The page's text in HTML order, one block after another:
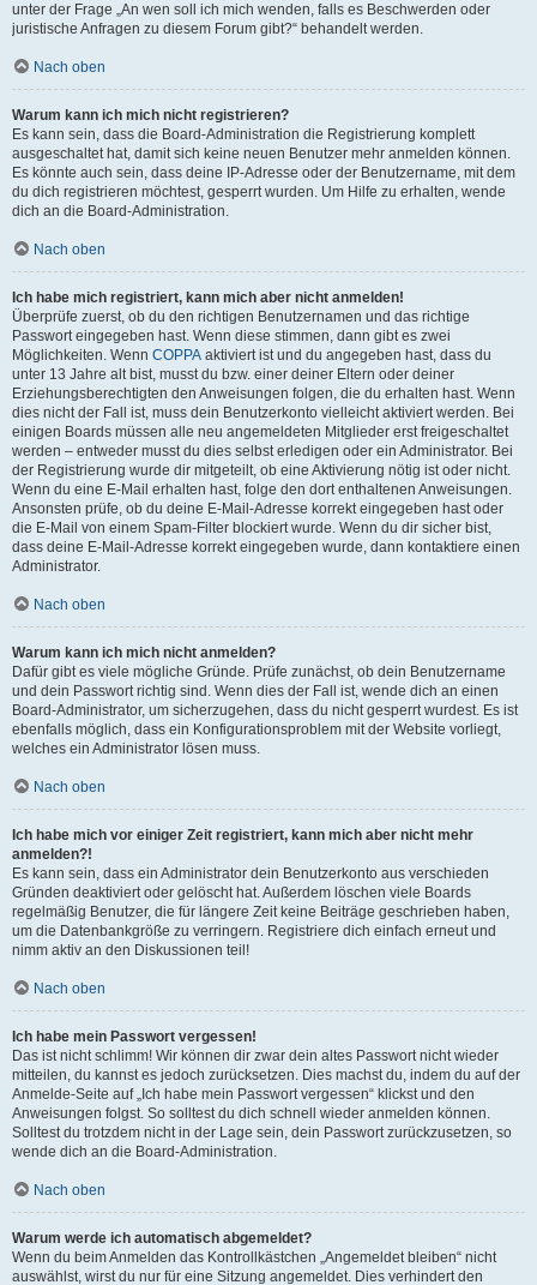
unter der Frage „An wen soll ich mich wenden, falls es Beschwerden oder
juristische Anfragen zu diesem Forum gibt?“ behandelt werden.
Nach oben
Warum kann ich mich nicht registrieren?
Es kann sein, dass die Board-Administration die Registrierung komplett
ausgeschaltet hat, damit sich keine neuen Benutzer mehr anmelden können.
Es könnte auch sein, dass deine IP-Adresse oder der Benutzername, mit dem
du dich registrieren möchtest, gesperrt wurden. Um Hilfe zu erhalten, wende
dich an die Board-Administration.
Nach oben
Ich habe mich registriert, kann mich aber nicht anmelden!
Überprüfe zuerst, ob du den richtigen Benutzernamen und das richtige
Passwort eingegeben hast. Wenn diese stimmen, dann gibt es zwei
Möglichkeiten. Wenn COPPA aktiviert ist und du angegeben hast, dass du
unter 13 Jahre alt bist, musst du bzw. einer deiner Eltern oder deiner
Erziehungsberechtigten den Anweisungen folgen, die du erhalten hast. Wenn
dies nicht der Fall ist, muss dein Benutzerkonto vielleicht aktiviert werden. Bei
einigen Boards müssen alle neu angemeldeten Mitglieder erst freigeschaltet
werden – entweder musst du dies selbst erledigen oder ein Administrator. Bei
der Registrierung wurde dir mitgeteilt, ob eine Aktivierung nötig ist oder nicht.
Wenn du eine E-Mail erhalten hast, folge den dort enthaltenen Anweisungen.
Ansonsten prüfe, ob du deine E-Mail-Adresse korrekt eingegeben hast oder
die E-Mail von einem Spam-Filter blockiert wurde. Wenn du dir sicher bist,
dass deine E-Mail-Adresse korrekt eingegeben wurde, dann kontaktiere einen
Administrator.
Nach oben
Warum kann ich mich nicht anmelden?
Dafür gibt es viele mögliche Gründe. Prüfe zunächst, ob dein Benutzername
und dein Passwort richtig sind. Wenn dies der Fall ist, wende dich an einen
Board-Administrator, um sicherzugehen, dass du nicht gesperrt wurdest. Es ist
ebenfalls möglich, dass ein Konfigurationsproblem mit der Website vorliegt,
welches ein Administrator lösen muss.
Nach oben
Ich habe mich vor einiger Zeit registriert, kann mich aber nicht mehr
anmelden?!
Es kann sein, dass ein Administrator dein Benutzerkonto aus verschieden
Gründen deaktiviert oder gelöscht hat. Außerdem löschen viele Boards
regelmäßig Benutzer, die für längere Zeit keine Beiträge geschrieben haben,
um die Datenbankgröße zu verringern. Registriere dich einfach erneut und
nimm aktiv an den Diskussionen teil!
Nach oben
Ich habe mein Passwort vergessen!
Das ist nicht schlimm! Wir können dir zwar dein altes Passwort nicht wieder
mitteilen, du kannst es jedoch zurücksetzen. Dies machst du, indem du auf der
Anmelde-Seite auf „Ich habe mein Passwort vergessen“ klickst und den
Anweisungen folgst. So solltest du dich schnell wieder anmelden können.
Solltest du trotzdem nicht in der Lage sein, dein Passwort zurückzusetzen, so
wende dich an die Board-Administration.
Nach oben
Warum werde ich automatisch abgemeldet?
Wenn du beim Anmelden das Kontrollkästchen „Angemeldet bleiben“ nicht
auswählst, wirst du nur für eine Sitzung angemeldet. Dies verhindert den